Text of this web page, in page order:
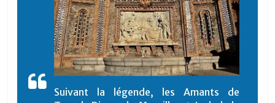
Suivant la légende, les Amants de